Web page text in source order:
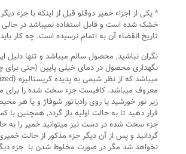
^ یکی از اجزاء خمیر دوقلو قبل از اینکه با جزء
خشک شده است و قابل استفاده نمیباشد در
تاریخ انقضاء آن به اتمام نرسیده است. چه کار
نگران نباشید, محصول سالم میباشد و تنها دلیل
نگهداری محصول در دمای خیلی پایین (حتی
زیر نور خورشید یا روی رادیاتور شوفاژ و یا هر
قرار دهید تا به حالت اولیه باز گردد, همچنین با
جزء سخت شده در دست نیز میتوانید خمیر را به
گردانید و پس از آن دیگر جزء مذکور از حالت
نخواهد شد مگر در صورت مخلوط شدن با جزء